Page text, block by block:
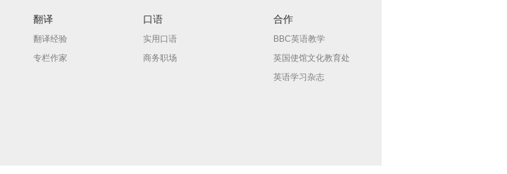
翻译
翻译经验
专栏作家
口语
实用口语
商务职场
合作
BBC英语教学
英国使馆文化教育处
英语学习杂志